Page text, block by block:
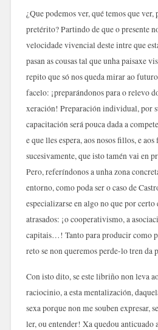
¿Que podemos ver, qué temos que ver,
pretérito? Partindo de que o presente
velocidade vivencial deste intre que
pasan as cousas tal que unha paisaxe
repito que só nos queda mirar ao
facelo: ¡preparándonos para o relevo
xeración! Preparación individual, por
capacitación será pouca dada a
e que lles espera, aos nosos fillos, e
sucesivamente, que isto tamén vai en
Pero, referíndonos a unha zona
entorno, como poda ser o caso de
especializarse en algo no que por certo
atrasados: ¡o cooperativismo, a
capitais…! Tanto para producir como
reto se non queremos perde-lo tren da
Con isto dito, se este libriño non leva
raciocinio, a esta mentalización,
sexa porque non me souben expresar,
ler, ou entender! Xa quedou anticuado